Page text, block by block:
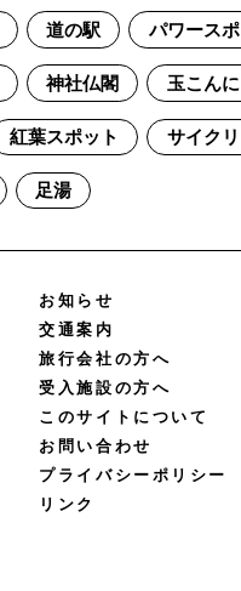
道の駅 パワースポ
神社仏閣 玉こんに
紅葉スポット サイク
足湯
お知らせ
交通案内
旅行会社の方へ
受入施設の方へ
このサイトについて
お問い合わせ
プライバシーポリシー
リンク